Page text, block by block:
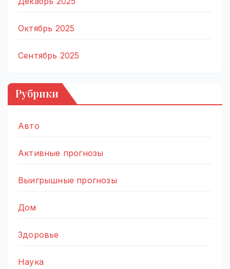
Октябрь 2025
Сентябрь 2025
Рубрики
Авто
Активные прогнозы
Выигрышные прогнозы
Дом
Здоровье
Наука